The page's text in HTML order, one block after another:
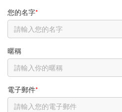
您的名字*
暱稱
電子郵件*